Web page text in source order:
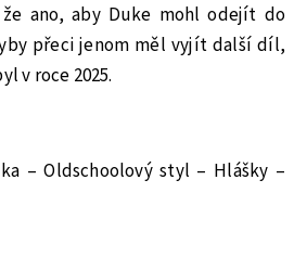
ano, aby Duke mohl odejít do
přeci jenom měl vyjít další díl,
v roce 2025.
– Oldschoolový styl – Hlášky –